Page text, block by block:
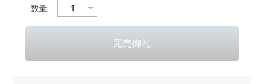
数量